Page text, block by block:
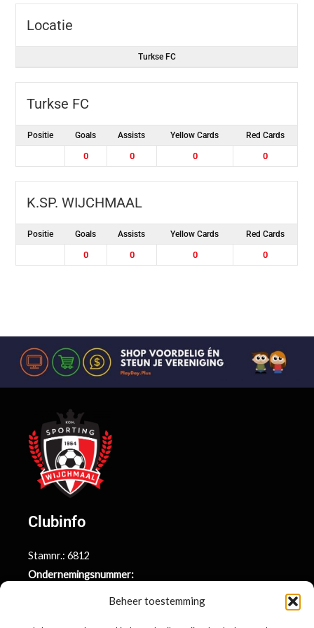
Beheer toestemming
Locatie
Turkse FC
Turkse FC
Positie Goals Assists Yellow Cards Red Cards
0 0 0 0
K.SP. WIJCHMAAL
Positie Goals Assists Yellow Cards Red Cards
0 0 0 0
Clubinfo
Stamnr.: 6812
Ondernemingsnummer: